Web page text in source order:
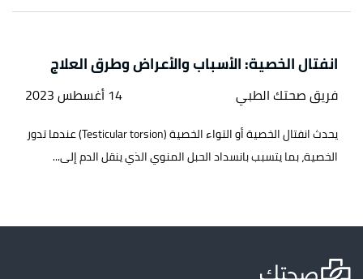
انفتال الخصية: الأسباب والأعراض وطرق العلاج
فريق صحتك الطبي 14 أغسطس 2023
يحدث انفتال الخصية أو التواء الخصية (Testicular torsion) عندما تدور
الخصية، بما يتسبب بانسداد الحبل المنوي الذي ينقل الدم إلى...